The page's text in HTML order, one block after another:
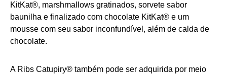
KitKat®, marshmallows gratinados, sorvete sabor
baunilha e finalizado com chocolate KitKat® e um
mousse com seu sabor inconfundível, além de calda de
chocolate.
A Ribs Catupiry® também pode ser adquirida por meio